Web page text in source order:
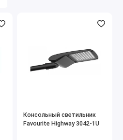
Консольный светильник
Favourite Highway 3042-1U